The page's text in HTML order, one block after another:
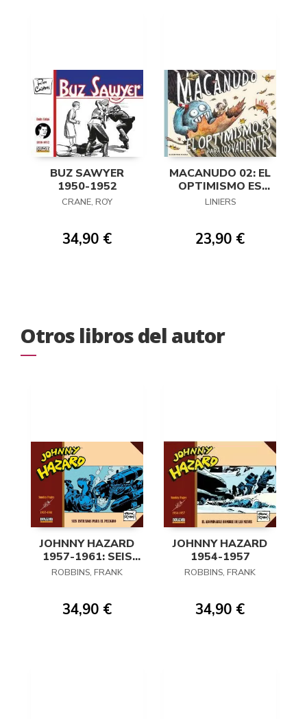
BUZ SAWYER
1950-1952
CRANE, ROY
34,90 €
MACANUDO 02: EL
OPTIMISMO ES
PARA LOS
LINIERS
23,90 €
Otros libros del autor
JOHNNY HAZARD
1957-1961: SEIS
ENTRADAS PARA
ROBBINS, FRANK
34,90 €
JOHNNY HAZARD
1954-1957
ROBBINS, FRANK
34,90 €